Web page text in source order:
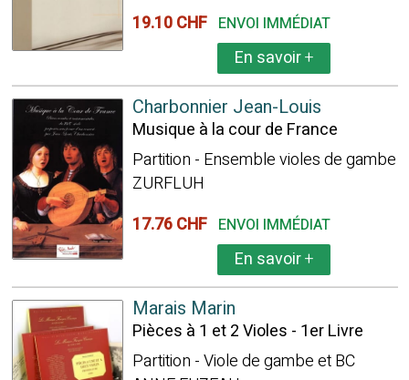
19.10 CHF ENVOI IMMÉDIAT
En savoir+
Charbonnier Jean-Louis
Musique à la cour de France
Partition - Ensemble violes de gambe
ZURFLUH
17.76 CHF ENVOI IMMÉDIAT
En savoir+
Marais Marin
Pièces à 1 et 2 Violes - 1er Livre
Partition - Viole de gambe et BC